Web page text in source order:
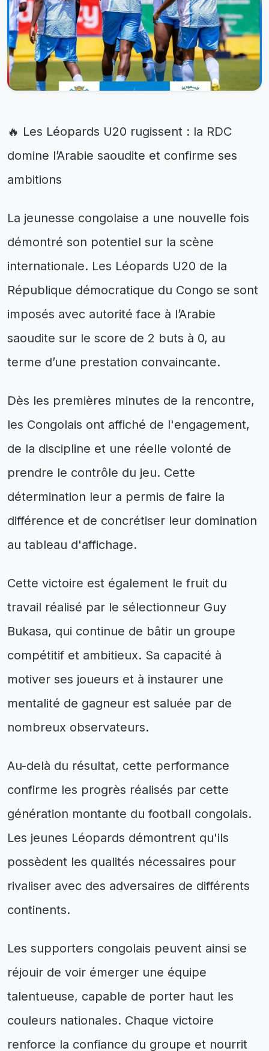
🔥 Les Léopards U20 rugissent : la RDC
domine l’Arabie saoudite et confirme ses
ambitions
La jeunesse congolaise a une nouvelle fois
démontré son potentiel sur la scène
internationale. Les Léopards U20 de la
République démocratique du Congo se sont
imposés avec autorité face à l’Arabie
saoudite sur le score de 2 buts à 0, au
terme d’une prestation convaincante.
Dès les premières minutes de la rencontre,
les Congolais ont affiché de l'engagement,
de la discipline et une réelle volonté de
prendre le contrôle du jeu. Cette
détermination leur a permis de faire la
différence et de concrétiser leur domination
au tableau d'affichage.
Cette victoire est également le fruit du
travail réalisé par le sélectionneur Guy
Bukasa, qui continue de bâtir un groupe
compétitif et ambitieux. Sa capacité à
motiver ses joueurs et à instaurer une
mentalité de gagneur est saluée par de
nombreux observateurs.
Au-delà du résultat, cette performance
confirme les progrès réalisés par cette
génération montante du football congolais.
Les jeunes Léopards démontrent qu'ils
possèdent les qualités nécessaires pour
rivaliser avec des adversaires de différents
continents.
Les supporters congolais peuvent ainsi se
réjouir de voir émerger une équipe
talentueuse, capable de porter haut les
couleurs nationales. Chaque victoire
renforce la confiance du groupe et nourrit